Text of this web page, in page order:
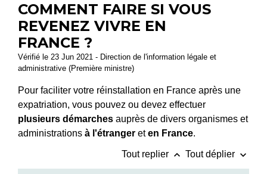
COMMENT FAIRE SI VOUS
REVENEZ VIVRE EN
FRANCE ?
Vérifié le 23 Jun 2021 - Direction de l'information légale et
administrative (Première ministre)
Pour faciliter votre réinstallation en France après une
expatriation, vous pouvez ou devez effectuer
plusieurs démarches auprès de divers organismes et
administrations à l'étranger eten France.
Tout replier keyboard_arrow_up Tout déplier keyboard_arrow_down